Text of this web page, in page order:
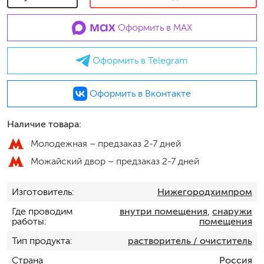
Оформить в MAX
Оформить в Telegram
Оформить в Вконтакте
Наличие товара:
Молодежная – предзаказ 2-7 дней
Можайский двор – предзаказ 2-7 дней
Изготовитель
Нижегородхимпром
Где проводим
работы
внутри помещения снаружи
помещения
Тип продукта
растворитель / очиститель
Страна
Россия